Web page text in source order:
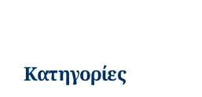
Κατηγορίες